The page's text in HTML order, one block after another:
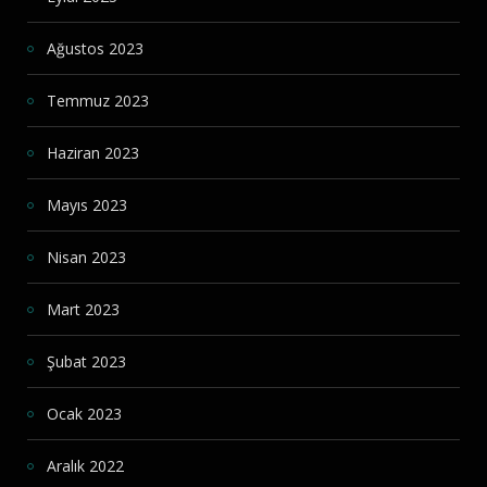
Ağustos 2023
Temmuz 2023
Haziran 2023
Mayıs 2023
Nisan 2023
Mart 2023
Şubat 2023
Ocak 2023
Aralık 2022